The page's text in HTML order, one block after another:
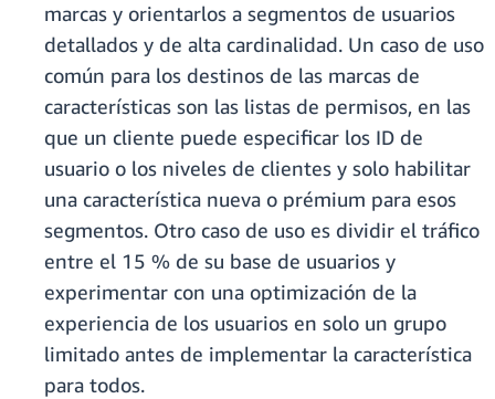
marcas y orientarlos a segmentos de usuarios
detallados y de alta cardinalidad. Un caso de uso
común para los destinos de las marcas de
características son las listas de permisos, en las
que un cliente puede especificar los ID de
usuario o los niveles de clientes y solo habilitar
una característica nueva o prémium para esos
segmentos. Otro caso de uso es dividir el tráfico
entre el 15 % de su base de usuarios y
experimentar con una optimización de la
experiencia de los usuarios en solo un grupo
limitado antes de implementar la característica
para todos.